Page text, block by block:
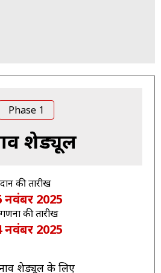
Phase 1
शेड्यूल
की तारीख
नवंबर 2025
की तारीख
नवंबर 2025
शेड्यूल के लिए